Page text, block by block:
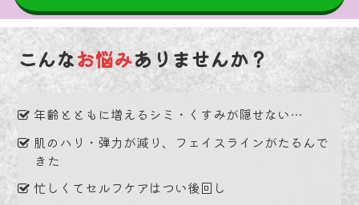
こんなお悩みありませんか？
年齢とともに増えるシミ・くすみが隠せない…
肌のハリ・弾力が減り、フェイスラインがたるんで
きた
忙しくてセルフケアはつい後回し